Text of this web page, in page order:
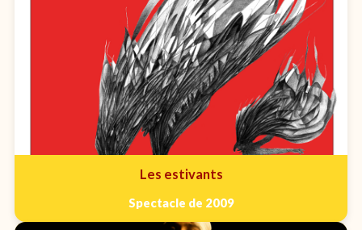
Les estivants
Spectacle de 2009